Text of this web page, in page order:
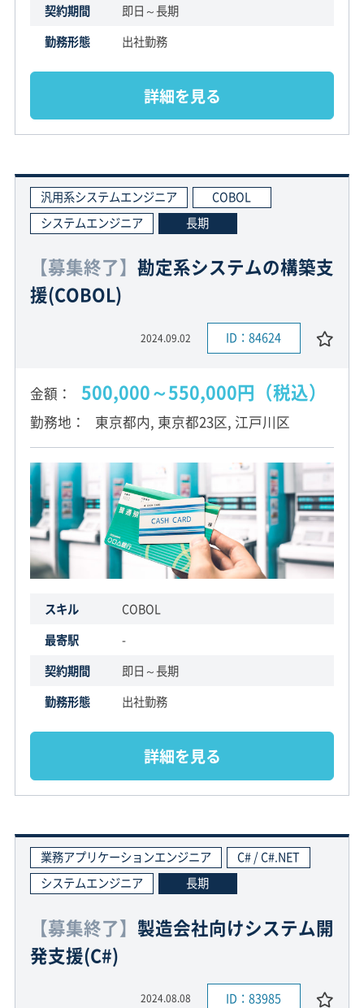
契約期間
即日～長期
勤務形態
出社勤務
詳細を見る
汎用系システムエンジニア
COBOL
システムエンジニア
長期
【募集終了】 勘定系システムの構築支
援(COBOL)
2024.09.02 ID：84624
金額 500,000～550,000円（税込）
勤務地 東京都内, 東京都23区, 江戸川区
スキル
COBOL
最寄駅
-
契約期間
即日～長期
勤務形態
出社勤務
詳細を見る
業務アプリケーションエンジニア
C# / C#.NET
システムエンジニア
長期
【募集終了】 製造会社向けシステム開
発支援(C#)
2024.08.08 ID：83985